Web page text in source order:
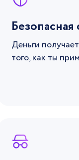
Безопасная
Деньги
того, как ты